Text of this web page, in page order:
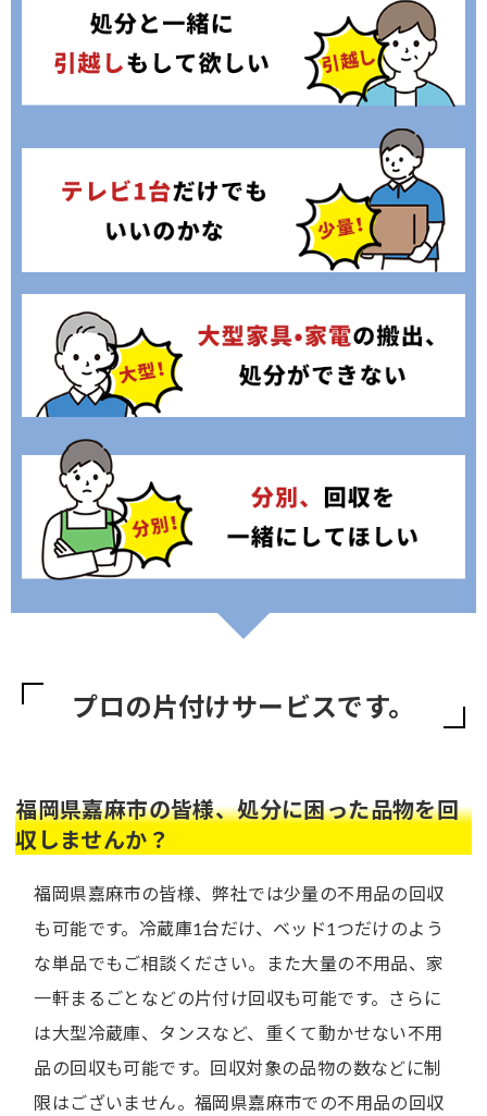
プロの片付けサービスです。
福岡県嘉麻市の皆様、処分に困った品物を回
収しませんか？
福岡県嘉麻市の皆様、弊社では少量の不用品の回収
も可能です。冷蔵庫1台だけ、ベッド1つだけのよう
な単品でもご相談ください。また大量の不用品、家
一軒まるごとなどの片付け回収も可能です。さらに
は大型冷蔵庫、タンスなど、重くて動かせない不用
品の回収も可能です。回収対象の品物の数などに制
限はございません。福岡県嘉麻市での不用品の回収